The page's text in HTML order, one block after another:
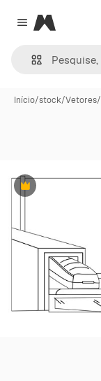
Close menu
Magnific
Início/stock/Vetores/
Premium